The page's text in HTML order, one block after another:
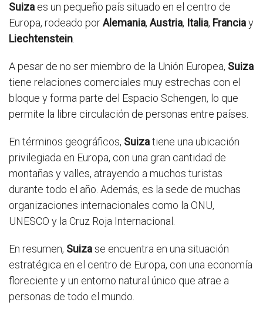
Suiza es un pequeño país situado en el centro de
Europa, rodeado porAlemania, Austria, Italia, Franciay
Liechtenstein.
A pesar de no ser miembro de la Unión Europea, Suiza
tiene relaciones comerciales muy estrechas con el
bloque y forma parte del Espacio Schengen, lo que
permite la libre circulación de personas entre países.
En términos geográficos, Suizatiene una ubicación
privilegiada en Europa, con una gran cantidad de
montañas y valles, atrayendo a muchos turistas
durante todo el año. Además, es la sede de muchas
organizaciones internacionales como la ONU,
UNESCO y la Cruz Roja Internacional.
En resumen, Suizase encuentra en una situación
estratégica en el centro de Europa, con una economía
floreciente y un entorno natural único que atrae a
personas de todo el mundo.